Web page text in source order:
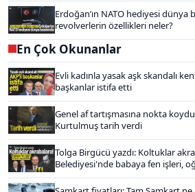
Erdoğan’ın NATO hediyesi dünya
revolverlerin özellikleri neler?
En Çok Okunanlar
Evli kadınla yasak aşk skandalı
başkanlar istifa etti
Genel af tartışmasına nokta
Kurtulmuş tarih verdi
Tolga Birgücü yazdı: Koltuklar
Belediyesi'nde babaya fen işleri,